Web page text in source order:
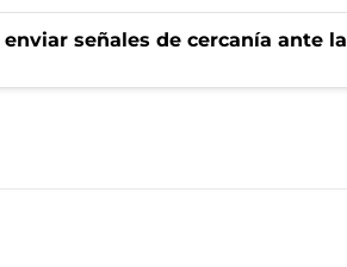
señales de cercanía ante la